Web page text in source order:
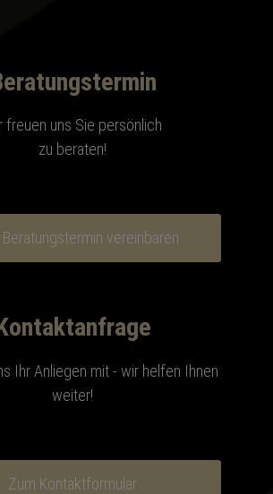
freuen uns Sie persönlich
zu beraten!
vereinbaren
Ihr Anliegen mit - wir helfen Ihnen
weiter!
Zum Kontaktformular